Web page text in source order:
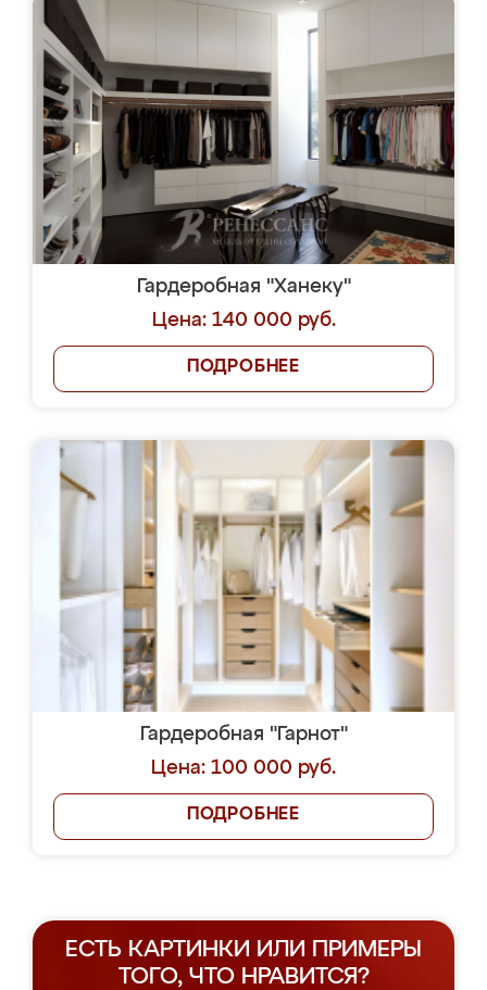
Гардеробная "Ханеку"
Цена: 140 000 руб.
ПОДРОБНЕЕ
Гардеробная "Гарнот"
Цена: 100 000 руб.
ПОДРОБНЕЕ
ЕСТЬ КАРТИНКИ ИЛИ ПРИМЕРЫ
ТОГО, ЧТО НРАВИТСЯ?